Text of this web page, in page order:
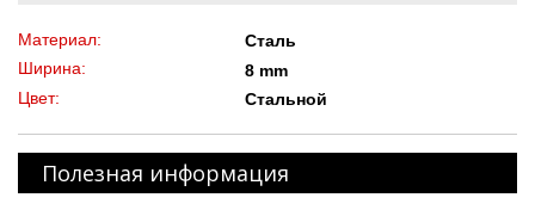
Материал:
Сталь
Ширина:
8 mm
Цвет:
Стальной
Полезная информация